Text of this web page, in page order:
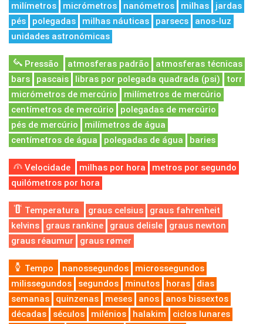
milímetros
micrómetros nanómetros milhas
jardas
pés
polegadas milhas náuticas parsecs
anos-luz
unidades astronómicas
Pressão atmosferas padrão
atmosferas técnicas
bars
pascais libras por polegada quadrada (psi)
torr
micrómetros de mercúrio
milímetros de mercúrio
centímetros de mercúrio
polegadas de mercúrio
pés de mercúrio
milímetros de água
centímetros de água
polegadas de água baries
Velocidade milhas por hora
metros por segundo
quilómetros por hora
Temperatura graus celsius
graus fahrenheit
kelvins
graus rankine graus delisle
graus newton
graus réaumur
graus rømer
Tempo nanossegundos
microssegundos
milissegundos
segundos minutos horas
dias
semanas
quinzenas meses anos
anos bissextos
décadas
séculos milénios halakim
ciclos lunares